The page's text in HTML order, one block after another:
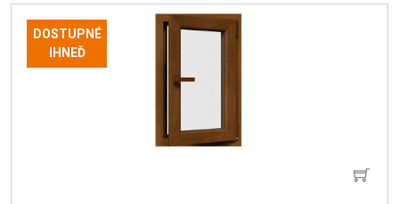
DOSTUPNÉ
IHNEĎ